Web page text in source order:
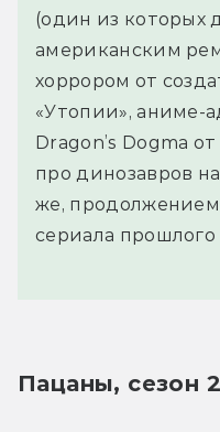
(один из которых
американским
хоррором от
«Утопии», аниме-
Dragon’s Dogma
про динозавров
же,
сериала
Пацаны, сезон 2